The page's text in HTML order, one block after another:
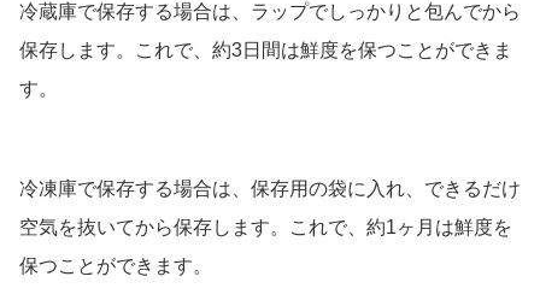
冷蔵庫で保存する場合は、ラップでしっかりと包んでから
保存します。これで、約3日間は鮮度を保つことができま
す。
冷凍庫で保存する場合は、保存用の袋に入れ、できるだけ
空気を抜いてから保存します。これで、約1ヶ月は鮮度を
保つことができます。